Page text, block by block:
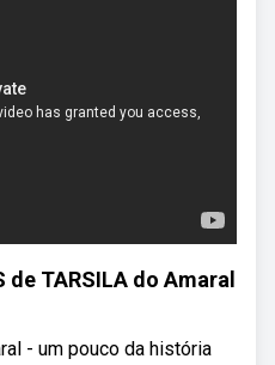
TARSILA do Amaral
- um pouco da história